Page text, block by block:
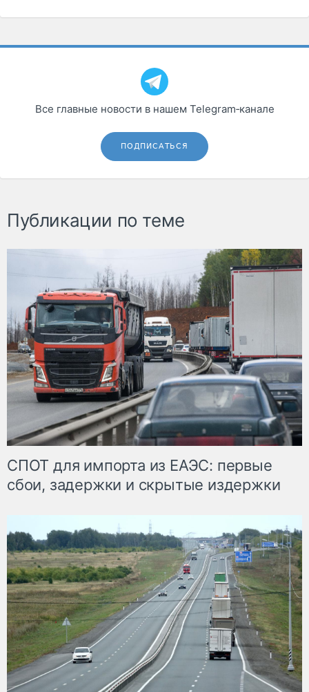
Все главные новости в нашем Telegram‑канале
ПОДПИСАТЬСЯ
Публикации по теме
СПОТ для импорта из ЕАЭС: первые
сбои, задержки и скрытые издержки